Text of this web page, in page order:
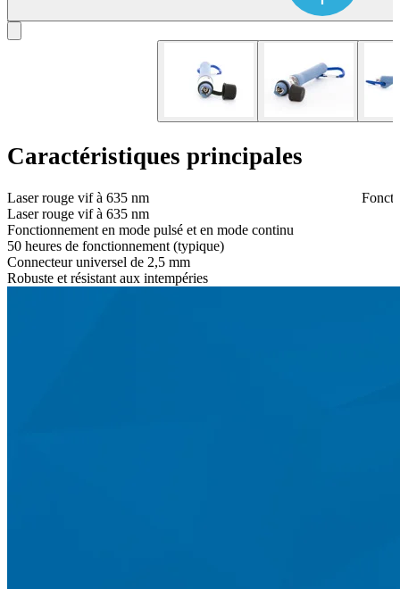
Caractéristiques principales
Laser rouge vif à 635 nm
Laser rouge vif à 635 nm
Fonctionnement en mode pulsé et en mode continu
50 heures de fonctionnement (typique)
Connecteur universel de 2,5 mm
Robuste et résistant aux intempéries